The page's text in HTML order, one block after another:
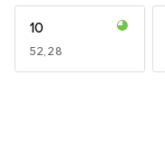
10
EUR
52,28